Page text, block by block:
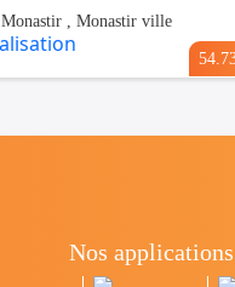
Monastir , Monastir ville
Nos applications